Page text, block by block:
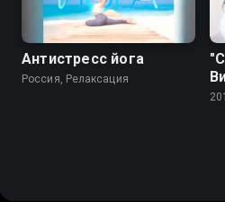
Антистресс йога
Россия, Релаксация